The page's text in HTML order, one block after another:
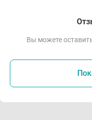
Вы можете